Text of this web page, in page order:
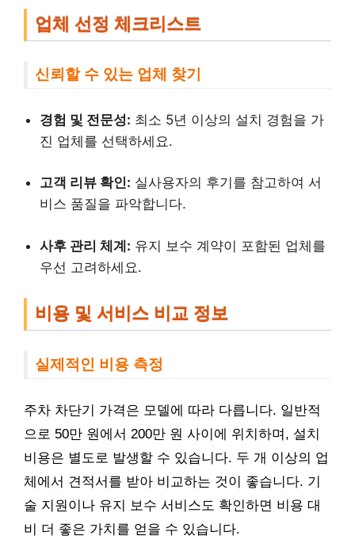
업체 선정 체크리스트
신뢰할 수 있는 업체 찾기
경험 및 전문성: 최소 5년 이상의 설치 경험을 가
진 업체를 선택하세요.
고객 리뷰 확인: 실사용자의 후기를 참고하여 서
비스 품질을 파악합니다.
사후 관리 체계: 유지 보수 계약이 포함된 업체를
우선 고려하세요.
비용 및 서비스 비교 정보
실제적인 비용 측정
주차 차단기 가격은 모델에 따라 다릅니다. 일반적
으로 50만 원에서 200만 원 사이에 위치하며, 설치
비용은 별도로 발생할 수 있습니다. 두 개 이상의 업
체에서 견적서를 받아 비교하는 것이 좋습니다. 기
술 지원이나 유지 보수 서비스도 확인하면 비용 대
비 더 좋은 가치를 얻을 수 있습니다.